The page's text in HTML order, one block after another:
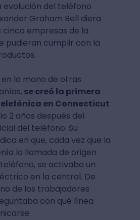
evolución del teléfono
Graham Bell diera
cinco empresas de la
pudieran cumplir con la
la mano de otras
se creó la primera
en Connecticut
2 años después del
del teléfono. Su
en que, cada vez que la
la llamada de origen
se activaba un
en la central. De
de los trabajadores
con qué línea